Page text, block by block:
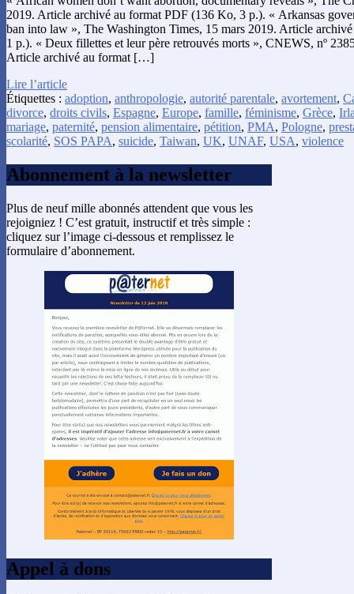
2019. Article archivé au format PDF (136 Ko, 3 p.). « Arkansas
ban into law », The Washington Times, 15 mars 2019. Article
1 p.). « Deux fillettes et leur père retrouvés morts », CNEWS, nº
Article archivé au format […]
Lire l’article
Étiquettes : adoption, anthropologie, autorité parentale, avortement,
divorce, droits civils, Espagne, Europe, famille, féminisme, Grèce,
mariage, paternité, pension alimentaire, pétition, PMA, Pologne,
scolarité, SOS PAPA, suicide, Taiwan, UK, UNAF, USA, violence
Abonnement à la newsletter
Plus de neuf mille abonnés attendent que vous les
rejoigniez ! C’est gratuit, instructif et très simple :
cliquez sur l’image ci-dessous et remplissez le
formulaire d’abonnement.
Appel à dons